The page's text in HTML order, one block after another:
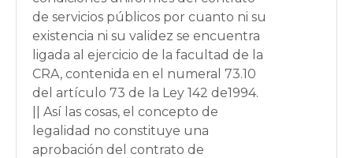
de servicios públicos por cuanto ni su
existencia ni su validez se encuentra
ligada al ejercicio de la facultad de la
CRA, contenida en el numeral 73.10
del artículo 73 de la Ley 142 de1994.
|| Así las cosas, el concepto de
legalidad no constituye una
aprobación del contrato de